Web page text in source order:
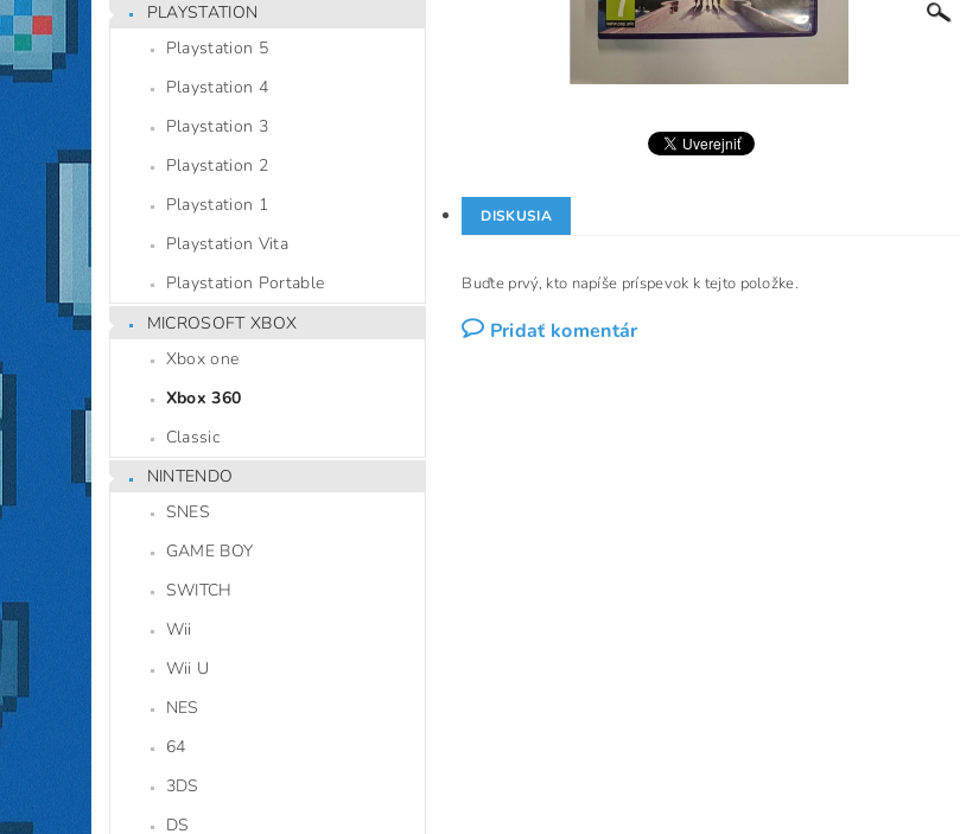
PLAYSTATION
Playstation 5
Playstation 4
Playstation 3
Playstation 2
Playstation 1
Playstation Vita
Playstation Portable
MICROSOFT XBOX
Xbox one
Xbox 360
Classic
NINTENDO
SNES
GAME BOY
SWITCH
Wii
Wii U
NES
64
3DS
DS
DISKUSIA
Buďte prvý, kto napíše príspevok k tejto položke.
Pridať komentár